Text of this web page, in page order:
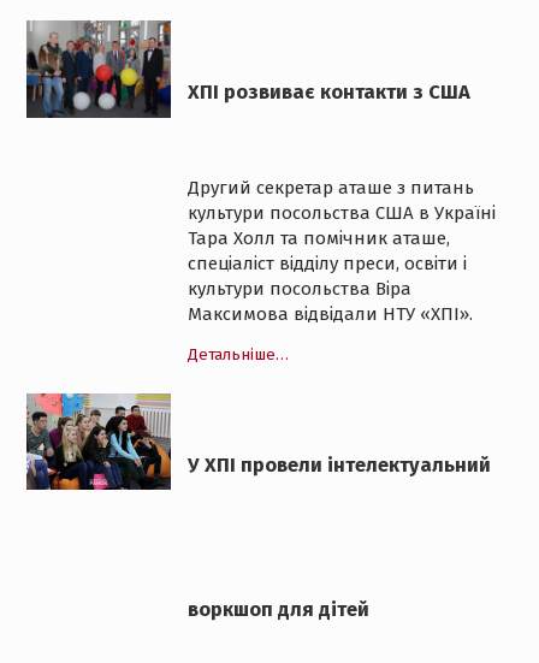
ХПІ розвиває контакти з США
Другий секретар аташе з питань
культури посольства США в Україні
Тара Холл та помічник аташе,
спеціаліст відділу преси, освіти і
культури посольства Віра
Максимова відвідали НТУ «ХПІ».
Детальніше…
У ХПІ провели інтелектуальний
воркшоп для дітей